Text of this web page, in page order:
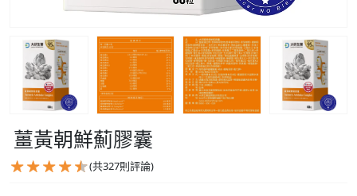
薑黃朝鮮薊膠囊
(共327則評論)